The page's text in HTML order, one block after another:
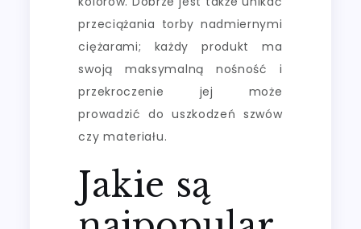
przeciążania torby nadmiernymi
ciężarami; każdy produkt ma
swoją maksymalną nośność i
przekroczenie jej może
prowadzić do uszkodzeń szwów
czy materiału.
Jakie są